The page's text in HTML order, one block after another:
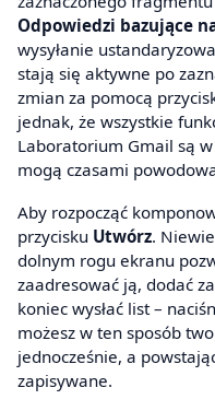
Odpowiedzi bazujące
wysyłanie
stają się aktywne po
zmian za pomocą
jednak, że wszystkie
Laboratorium Gmail są
mogą czasami
Aby rozpocząć
przycisku Utwórz.
dolnym rogu ekranu
zaadresować ją, dodać
koniec wysłać list –
możesz w ten sposób
jednocześnie, a
zapisywane.